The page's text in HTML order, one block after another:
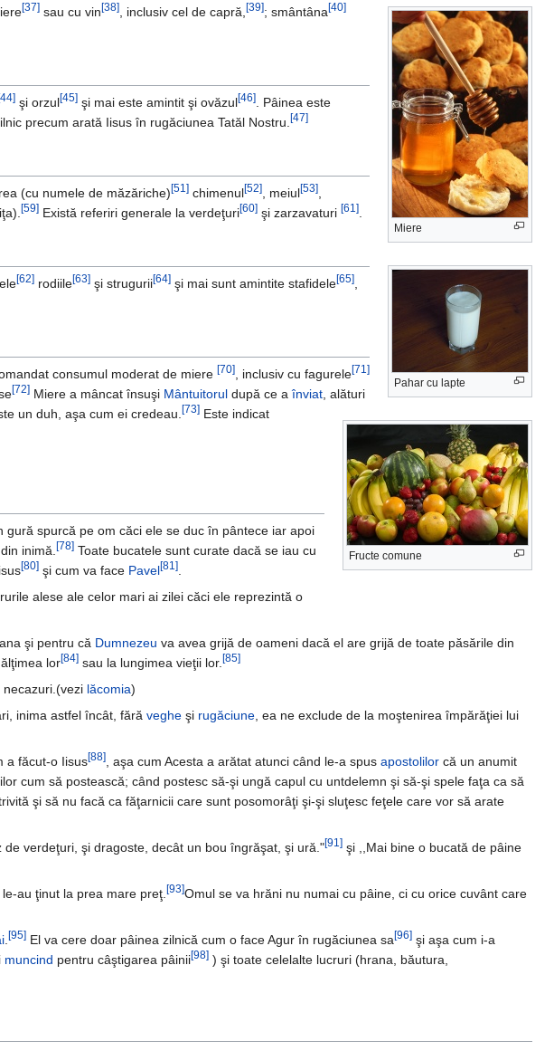
Miere
Pahar cu lapte
[37]sau cu vin[38], inclusiv cel de capră, [39]; smântâna[40]
şi orzul[45]şi mai este amintit şi ovăzul[46]. Pâinea este
precum arată Iisus în rugăciunea Tatăl Nostru. [47]
(cu numele de măzăriche)[51] chimenul[52] , meiul[53]
[59] Există referiri generale la verdeţuri[60] şi zarzavaturi [61]
Fructe comune
[62]rodiile[63]şi strugurii[64]şi mai sunt amintite stafidele[65],
consumul moderat de miere [70], inclusiv cu fagurele[71]
[72]Miere a mâncat însuşi Mântuitoruldupă ce aînviat, alături
un duh, aşa cum ei credeau. [73]Este indicat
spurcă pe om căci ele se duc în pântece iar apoi
inimă. [78] Toate bucatele sunt curate dacă se iau cu
[80] şi cum va face Pavel[81]
alese ale celor mari ai zilei căci ele reprezintă o
şi pentru că Dumnezeu va avea grijă de oameni dacă el are grijă de toate păsările din
lor[84] sau la lungimea vieţii lor. [85]
lăcomia)
inima astfel încât, fără veghe şi rugăciune , ea ne exclude de la moştenirea împărăţiei lui
a făcut-o Iisus[88] , aşa cum Acesta a arătat atunci când le-a spus apostolilor că un anumit
cum să postească; când postesc să-şi ungă capul cu untdelemn şi să-şi spele faţa ca să
şi să nu facă ca făţarnicii care sunt posomorâţi şi-şi sluţesc feţele care vor să arate
verdeţuri, şi dragoste, decât un bou îngrăşat, şi ură."[91] şi ,,Mai bine o bucată de pâine
au ţinut la prea mare preţ. [93]Omul se va hrăni nu numai cu pâine, ci cu orice cuvânt care
[95] El va cere doar pâinea zilnică cum o face Agur în rugăciunea sa[96] şi aşa cum i-a
muncind pentru câştigarea pâinii[98] ) şi toate celelalte lucruri (hrana, băutura,